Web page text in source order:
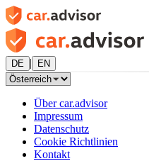
DE | EN
Über car.advisor
Impressum
Datenschutz
Cookie Richtlinien
Kontakt